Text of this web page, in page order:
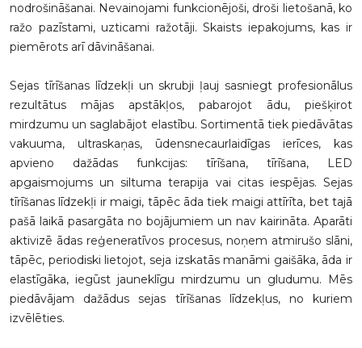
nodrošināšanai. Nevainojami funkcionējoši, droši lietošanā, ko
ražo pazīstami, uzticami ražotāji. Skaists iepakojums, kas ir
piemērots arī dāvināšanai.
Sejas tīrīšanas līdzekļi un skrubji ļauj sasniegt profesionālus
rezultātus mājas apstākļos, pabarojot ādu, piešķirot
mirdzumu un saglabājot elastību. Sortimentā tiek piedāvātas
vakuuma, ultraskaņas, ūdensnecaurlaidīgas ierīces, kas
apvieno dažādas funkcijas: tīrīšana, tīrīšana, LED
apgaismojums un siltuma terapija vai citas iespējas. Sejas
tīrīšanas līdzekļi ir maigi, tāpēc āda tiek maigi attīrīta, bet tajā
pašā laikā pasargāta no bojājumiem un nav kairināta. Aparāti
aktivizē ādas reģeneratīvos procesus, noņem atmirušo slāni,
tāpēc, periodiski lietojot, seja izskatās manāmi gaišāka, āda ir
elastīgāka, iegūst jauneklīgu mirdzumu un gludumu. Mēs
piedāvājam dažādus sejas tīrīšanas līdzekļus, no kuriem
izvēlēties.